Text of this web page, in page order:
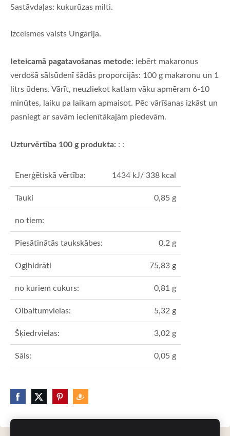
Sastāvdaļas: kukurūzas milti.
Izcelsmes valsts Ungārija.
Ieteicamā pagatavošanas metode: iebērt makaronus
verdošā sālsūdenī šādās proporcijās: 100 g makaronu un 1
litrs ūdens. Vārīt, neuzliekot katlam vāku apmēram 6-10
minūtes, laiku pa laikam apmaisot. Pēc vārīšanas izkāst un
pasniegt ar savām iecienītākajām piedevām.
Uzturvērtība 100 g produkta: : :
Enerģētiskā vērtība:
1434 kJ/ 338 kcal
Tauki
0,85 g
no tiem:
Piesātinātās taukskābes:
0,2 g
Ogļhidrāti
75,83 g
no kuriem cukurs:
0,81 g
Olbaltumvielas:
5,32 g
Šķiedrvielas:
3,02 g
Sāls:
0,05 g